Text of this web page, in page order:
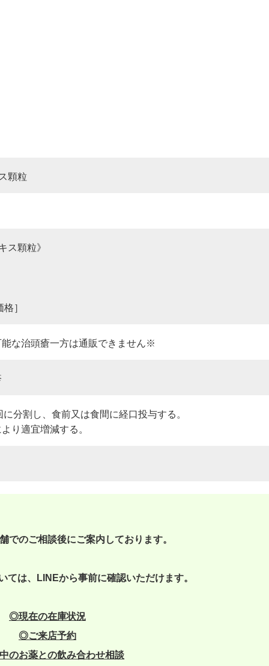
顆粒
ス顆粒》
］
な治頭瘡一方は通販できません※
分割し、食前又は食間に経口投与する。
り適宜増減する。
でのご相談後にご案内しております。
ては、LINEから事前に確認いただけます。
◎現在の在庫状況
◎ご来店予約
のお薬との飲み合わせ相談